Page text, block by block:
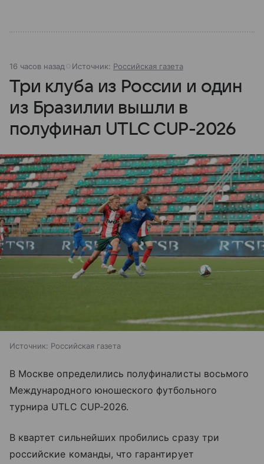
16 часов назад Источник: Российская газета
Три клуба из России и один
из Бразилии вышли в
полуфинал UTLC CUP-2026
Источник: Российская газета
В Москве определились полуфиналисты восьмого
Международного юношеского футбольного
турнира UTLC CUP-2026.
В квартет сильнейших пробились сразу три
российские команды, что гарантирует